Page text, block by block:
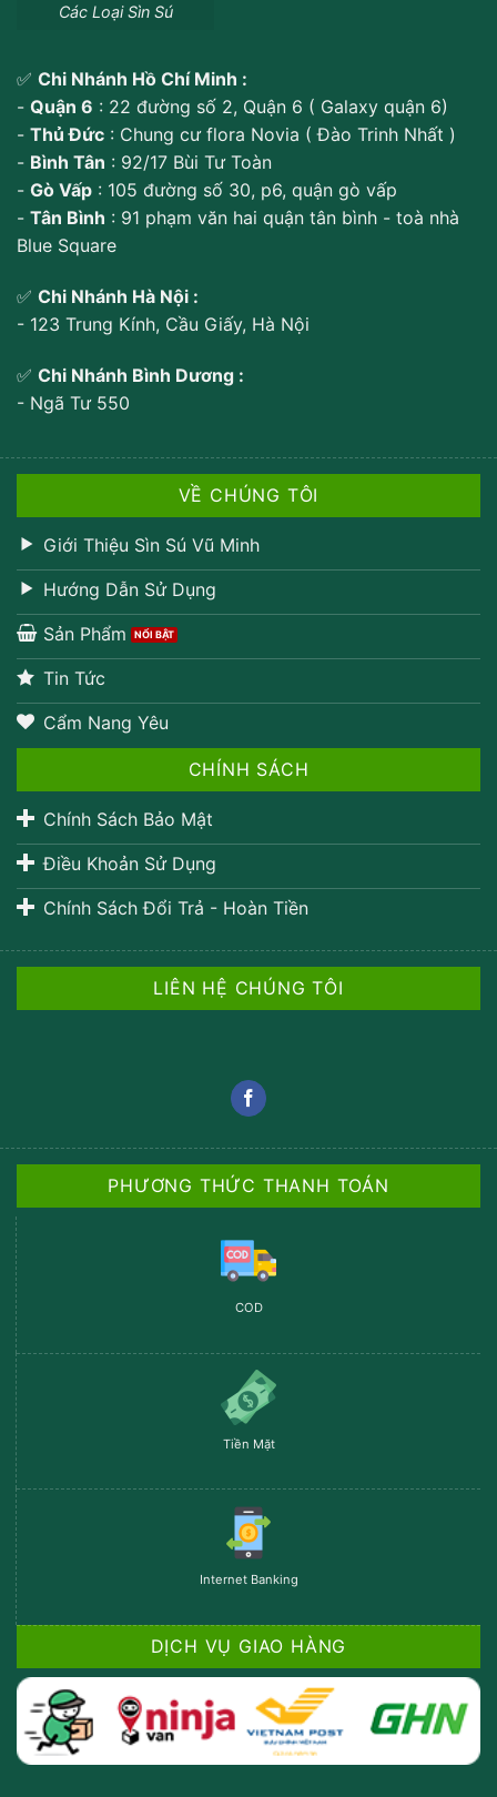
Các Loại Sìn Sú
✅ Chi Nhánh Hồ Chí Minh :
- Quận 6 : 22 đường số 2, Quận 6 ( Galaxy quận 6)
- Thủ Đức : Chung cư flora Novia ( Đào Trinh Nhất )
- Bình Tân : 92/17 Bùi Tư Toàn
- Gò Vấp : 105 đường số 30, p6, quận gò vấp
- Tân Bình : 91 phạm văn hai quận tân bình - toà nhà
Blue Square
✅ Chi Nhánh Hà Nội :
- 123 Trung Kính, Cầu Giấy, Hà Nội
✅ Chi Nhánh Bình Dương :
- Ngã Tư 550
VỀ CHÚNG TÔI
Giới Thiệu Sìn Sú Vũ Minh
Hướng Dẫn Sử Dụng
Sản Phẩm
Tin Tức
Cẩm Nang Yêu
CHÍNH SÁCH
Chính Sách Bảo Mật
Điều Khoản Sử Dụng
Chính Sách Đổi Trả - Hoàn Tiền
LIÊN HỆ CHÚNG TÔI
PHƯƠNG THỨC THANH TOÁN
COD
Tiền Mặt
Internet Banking
DỊCH VỤ GIAO HÀNG